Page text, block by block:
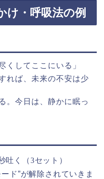
け・呼吸法の例
くしてここにいる」
れば、未来の不安は少
。今日は、静かに眠っ
吐く（3セット）
ド”が解除されていきま